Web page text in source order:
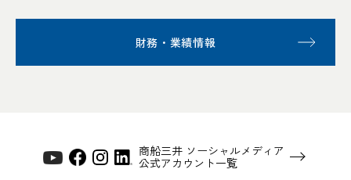
財務・業績情報
商船三井 ソーシャルメディア
公式アカウント一覧